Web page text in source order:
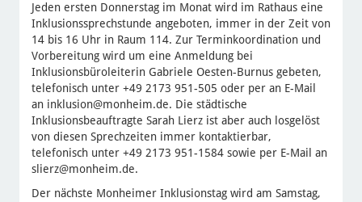
Jeden ersten Donnerstag im Monat wird im Rathaus eine
Inklusionssprechstunde angeboten, immer in der Zeit von
14 bis 16 Uhr in Raum 114. Zur Terminkoordination und
Vorbereitung wird um eine Anmeldung bei
Inklusionsbüroleiterin Gabriele Oesten-Burnus gebeten,
telefonisch unter +49 2173 951-505 oder per an E-Mail
an inklusion@monheim.de. Die städtische
Inklusionsbeauftragte Sarah Lierz ist aber auch losgelöst
von diesen Sprechzeiten immer kontaktierbar,
telefonisch unter +49 2173 951-1584 sowie per E-Mail an
slierz@monheim.de.
Der nächste Monheimer Inklusionstag wird am Samstag,